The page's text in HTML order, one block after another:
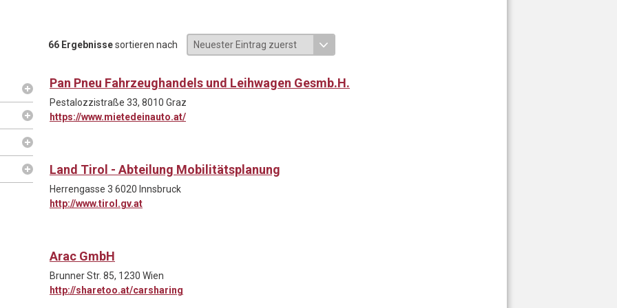
66 Ergebnissesortieren nach
Pan Pneu Fahrzeughandels und Leihwagen Gesmb.H.
Pestalozzistraße 33, 8010 Graz
https://www.mietedeinauto.at/
Land Tirol - Abteilung Mobilitätsplanung
Herrengasse 3 6020 Innsbruck
http://www.tirol.gv.at
Arac GmbH
Brunner Str. 85, 1230 Wien
http://sharetoo.at/carsharing